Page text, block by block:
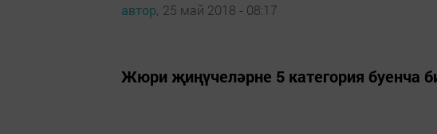
автор, 25 май 2018 - 08:17
Жюри җиңүчеләрне 5 категория буенча